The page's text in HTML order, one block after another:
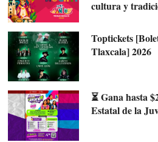
cultura y
Toptickets
Tlaxcala] 2026
⏳ Gana hasta
Estatal de la